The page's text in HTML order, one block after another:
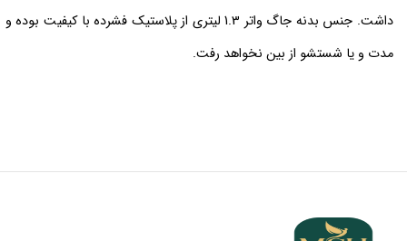
داشت. جنس بدنه جاگ واتر 1.3 لیتری از پلاستیک
مدت و یا شستشو از بین نخواهد رفت.